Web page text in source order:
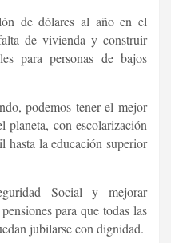
de dólares al año en el
de vivienda y construir
para personas de bajos
podemos tener el mejor
planeta, con escolarización
hasta la educación superior
Social y mejorar
para que todas las
jubilarse con dignidad.